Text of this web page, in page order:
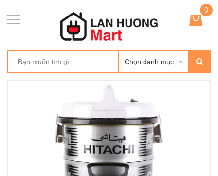
Chọn danh mục
0